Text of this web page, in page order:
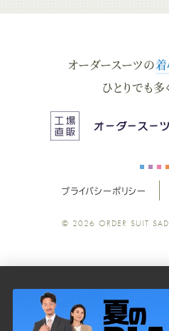
ー
ス
ツ
の
公
ー
ス
ー
の
公
オーダースーツの
ひとりでも多
プライバシーポリシー
© 2026 ORDER SUIT